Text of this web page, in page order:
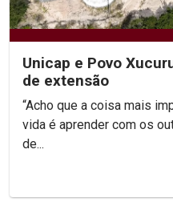
Unicap e Povo
de extensão
“Acho que a coisa mais
vida é aprender com os
de...